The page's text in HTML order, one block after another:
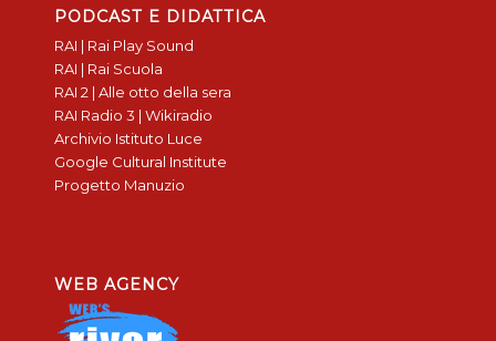
PODCAST E DIDATTICA
RAI | Rai Play Sound
RAI | Rai Scuola
RAI 2 | Alle otto della sera
RAI Radio 3 | Wikiradio
Archivio Istituto Luce
Google Cultural Institute
Progetto Manuzio
WEB AGENCY